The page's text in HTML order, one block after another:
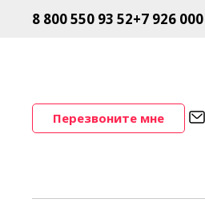
8 800 550 93 52+7 926
Перезвоните мне